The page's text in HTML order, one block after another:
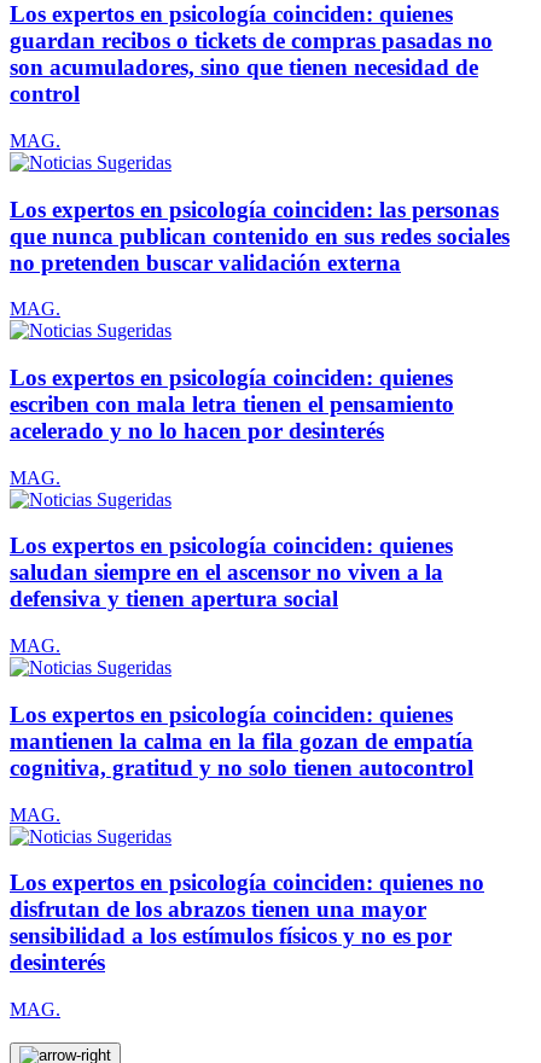
Los expertos en psicología coinciden: quienes
guardan recibos o tickets de compras pasadas no
son acumuladores, sino que tienen necesidad de
control
MAG.
Los expertos en psicología coinciden: las personas
que nunca publican contenido en sus redes sociales
no pretenden buscar validación externa
MAG.
Los expertos en psicología coinciden: quienes
escriben con mala letra tienen el pensamiento
acelerado y no lo hacen por desinterés
MAG.
Los expertos en psicología coinciden: quienes
saludan siempre en el ascensor no viven a la
defensiva y tienen apertura social
MAG.
Los expertos en psicología coinciden: quienes
mantienen la calma en la fila gozan de empatía
cognitiva, gratitud y no solo tienen autocontrol
MAG.
Los expertos en psicología coinciden: quienes no
disfrutan de los abrazos tienen una mayor
sensibilidad a los estímulos físicos y no es por
desinterés
MAG.